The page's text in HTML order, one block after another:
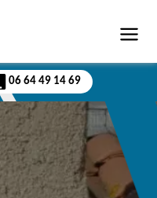
06 64 49 14 69